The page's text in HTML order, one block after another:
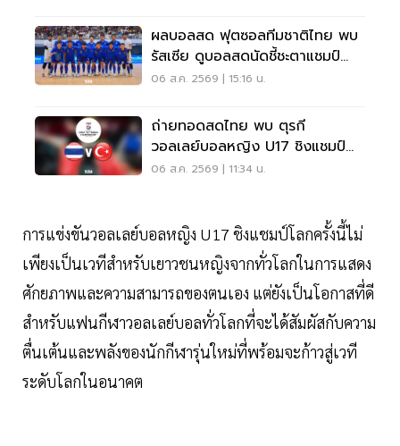
ผลบอลสด ฟุตซอลทีมชาติไทย พบ
รัสเซีย ดูบอลสดนัดชี้ชะตาแชมป์
20.30 น.
06 ส.ค. 2569 | 15:16 น.
ถ่ายทอดสดไทย พบ ตุรกี
วอลเลย์บอลหญิง U17 ชิงแชมป์
โลก 2026 ตีสี่ 7 ส.ค. 69
06 ส.ค. 2569 | 11:34 น.
การแข่งขันวอลเลย์บอลหญิง U17 ชิงแชมป์โลกครั้งนี้ไม่
เพียงเป็นเวทีสำหรับเยาวชนหญิงจากทั่วโลกในการแสดง
ศักยภาพและความสามารถของตนเอง แต่ยังเป็นโอกาสที่ดี
สำหรับแฟนกีฬาวอลเลย์บอลทั่วโลกที่จะได้สัมผัสกับความ
ตื่นเต้นและพลังของนักกีฬารุ่นใหม่ที่พร้อมจะก้าวสู่เวที
ระดับโลกในอนาคต